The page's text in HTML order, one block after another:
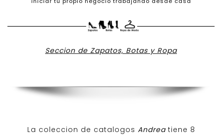
Seccion de Zapatos, Botas y Ropa
La coleccion de catalogos Andreatiene 8